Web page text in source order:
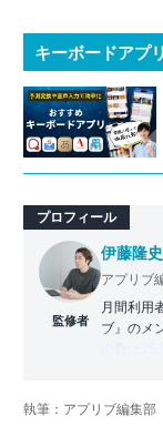
キーボードアプ
プロフィール
監修者
伊藤隆史
アプリブ
月間利用
ブ』のメ
の数は
化アプリ
執筆：アプリブ編集部